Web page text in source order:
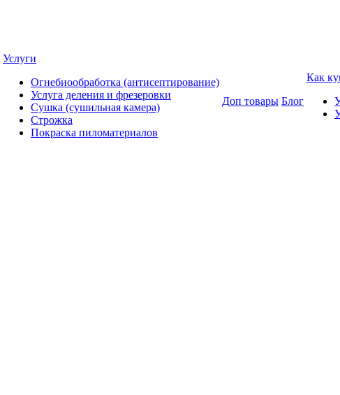
Услуги
Огнебиообработка (антисептирование)
Услуга деления и фрезеровки
Сушка (сушильная камера)
Строжка
Покраска пиломатериалов
Доп товары Блог
Как